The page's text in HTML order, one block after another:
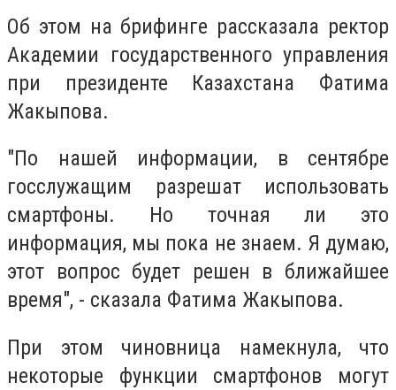
Об этом на брифинге рассказала ректор
Академии государственного управления
при президенте Казахстана Фатима
Жакыпова.
"По нашей информации, в сентябре
госслужащим разрешат использовать
смартфоны. Но точная ли это
информация, мы пока не знаем. Я думаю,
этот вопрос будет решен в ближайшее
время", - сказала Фатима Жакыпова.
При этом чиновница намекнула, что
некоторые функции смартфонов могут